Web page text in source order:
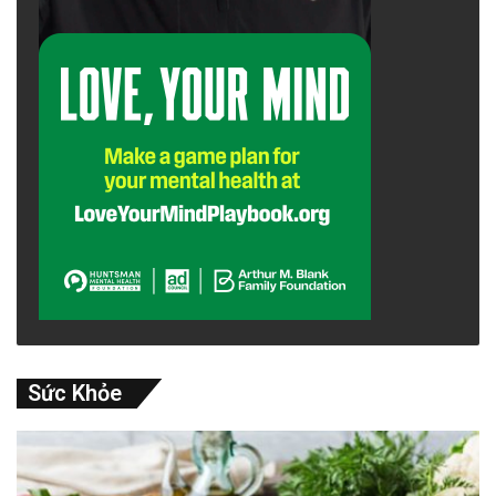
Acetic acid: Tạo ra mùi giấm gắt trong thực
phẩm lên men quá mức.
Lactic acid: Xuất hiện khi sữa bị hỏng.
Butyric acid: Tạo ra mùi ôi thiu cực kỳ khó
Sức Khỏe